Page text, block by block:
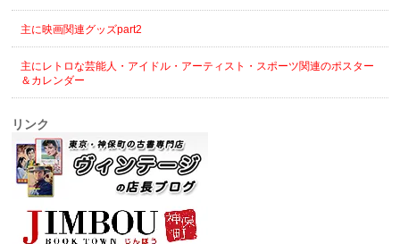
主に映画関連グッズpart2
主にレトロな芸能人・アイドル・アーティスト・スポーツ関連のポスター
＆カレンダー
リンク